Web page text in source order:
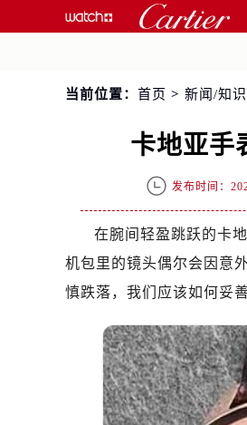
当前位置： 首页 > 新闻/知
卡地亚手
发布时间：
在腕间轻盈跳跃的卡
机包里的镜头偶尔会因意
慎跌落，我们应该如何妥